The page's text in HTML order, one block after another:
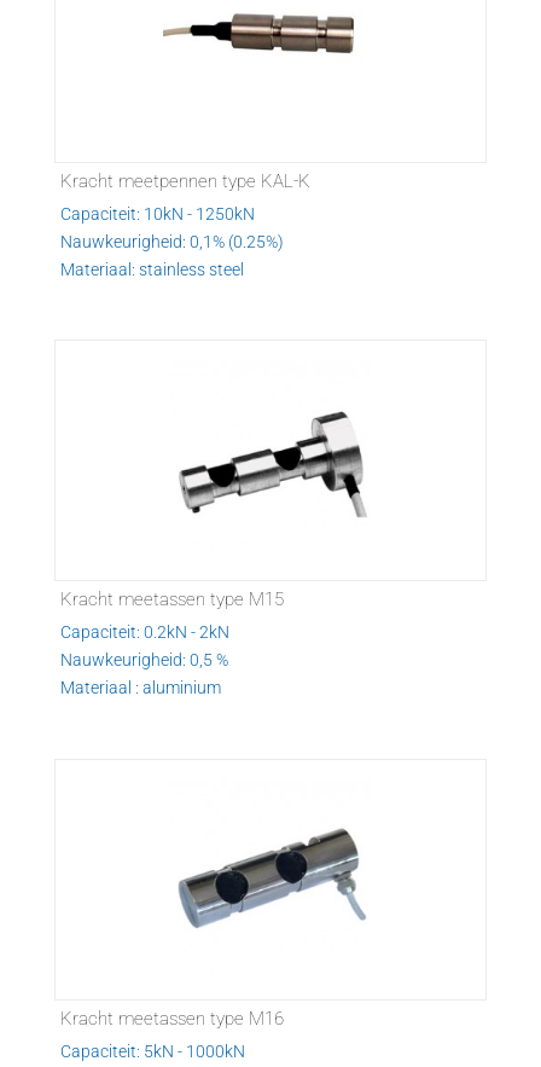
Kracht meetpennen type KAL-K
Capaciteit: 10kN - 1250kN
Nauwkeurigheid: 0,1% (0.25%)
Materiaal: stainless steel
Kracht meetassen type M15
Capaciteit: 0.2kN - 2kN
Nauwkeurigheid: 0,5 %
Materiaal : aluminium
Kracht meetassen type M16
Capaciteit: 5kN - 1000kN